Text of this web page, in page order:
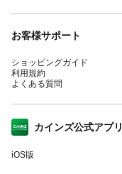
お客様サポート
ショッピングガイド
利用規約
よくある質問
カインズ公式アプリ
iOS版